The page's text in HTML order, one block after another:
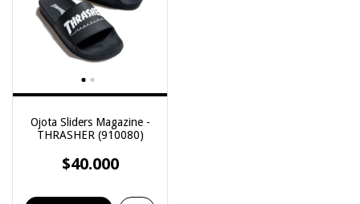
Ojota Sliders Magazine -
THRASHER (910080)
$40.000